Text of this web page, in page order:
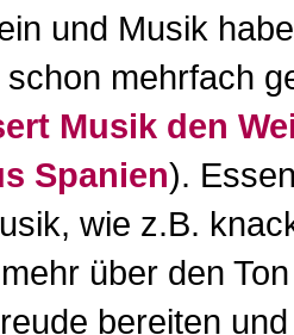
und Musik
mehrfach
Musik den
Spanien).
wie z.B.
über den
bereiten